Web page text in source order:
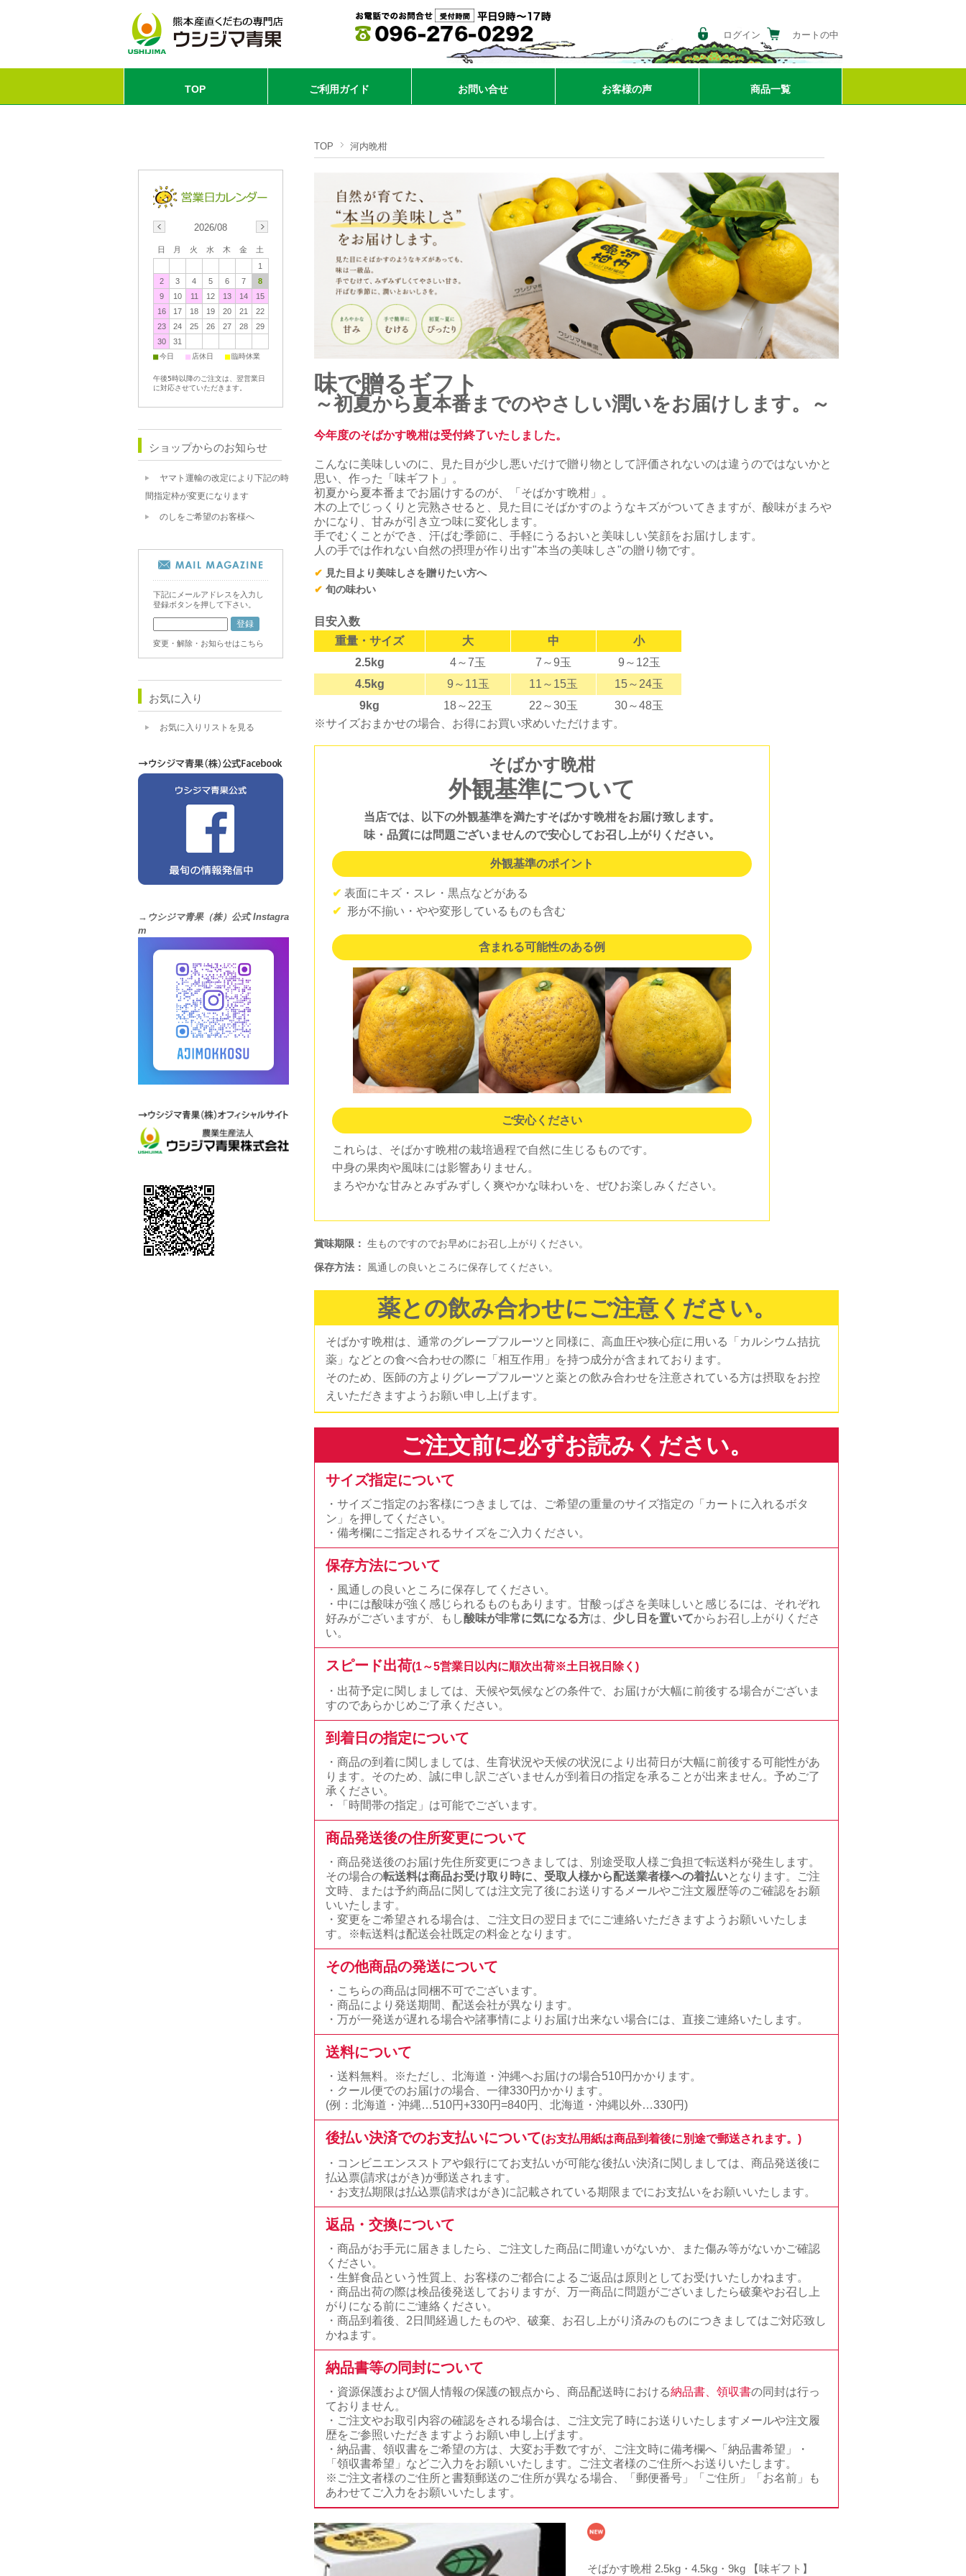
ログイン カートの中
TOP ご利用ガイド お問い合せ お客様の声 商品一覧
TOP 河内晩柑
味で贈るギフト
～初夏から夏本番までのやさしい潤いをお届けします。～
今年度のそばかす晩柑は受付終了いたしました。
こんなに美味しいのに、見た目が少し悪いだけで贈り物として評価されないのは違うのではないかと
思い、作った「味ギフト」。
初夏から夏本番までお届けするのが、「そばかす晩柑」。
木の上でじっくりと完熟させると、見た目にそばかすのようなキズがついてきますが、酸味がまろや
かになり、甘みが引き立つ味に変化します。
手でむくことができ、汗ばむ季節に、手軽にうるおいと美味しい笑顔をお届けします。
人の手では作れない自然の摂理が作り出す"本当の美味しさ"の贈り物です。
✔ 見た目より美味しさを贈りたい方へ
✔ 旬の味わい
目安入数
重量・サイズ
大 中
小
2.5kg
4～7玉 7～9玉
9～12玉
4.5kg
9～11玉 11～15玉
15～24玉
9kg
18～22玉 22～30玉
30～48玉
※サイズおまかせの場合、お得にお買い求めいただけます。
そばかす晩柑
外観基準について
当店では、以下の外観基準を満たすそばかす晩柑をお届け致します。
味・品質には問題ございませんので安心してお召し上がりください。
外観基準のポイント
✔ 表面にキズ・スレ・黒点などがある
✔ 形が不揃い・やや変形しているものも含む
含まれる可能性のある例
ご安心ください
これらは、そばかす晩柑の栽培過程で自然に生じるものです。
中身の果肉や風味には影響ありません。
まろやかな甘みとみずみずしく爽やかな味わいを、ぜひお楽しみください。
賞味期限： 生ものですのでお早めにお召し上がりください。
保存方法： 風通しの良いところに保存してください。
薬との飲み合わせにご注意ください。
そばかす晩柑は、通常のグレープフルーツと同様に、高血圧や狭心症に用いる「カルシウム拮抗
薬」などとの食べ合わせの際に「相互作用」を持つ成分が含まれております。
そのため、医師の方よりグレープフルーツと薬との飲み合わせを注意されている方は摂取をお控
えいただきますようお願い申し上げます。
ご注文前に必ずお読みください。
サイズ指定について
・サイズご指定のお客様につきましては、ご希望の重量のサイズ指定の「カートに入れるボタ
ン」を押してください。
・備考欄にご指定されるサイズをご入力ください。
保存方法について
・風通しの良いところに保存してください。
・中には酸味が強く感じられるものもあります。甘酸っぱさを美味しいと感じるには、それぞれ
好みがございますが、もし酸味が非常に気になる方は、 少し日を置いてからお召し上がりくださ
い。
スピード出荷(1～5営業日以内に順次出荷※土日祝日除く)
・出荷予定に関しましては、天候や気候などの条件で、お届けが大幅に前後する場合がございま
すのであらかじめご了承ください。
到着日の指定について
・商品の到着に関しましては、生育状況や天候の状況により出荷日が大幅に前後する可能性があ
ります。そのため、誠に申し訳ございませんが到着日の指定を承ることが出来ません。予めご了
承ください。
・「時間帯の指定」は可能でございます。
商品発送後の住所変更について
・商品発送後のお届け先住所変更につきましては、別途受取人様ご負担で転送料が発生します。
その場合の転送料は商品お受け取り時に、受取人様から配送業者様への着払いとなります。ご注
文時、または予約商品に関しては注文完了後にお送りするメールやご注文履歴等のご確認をお願
いいたします。
・変更をご希望される場合は、ご注文日の翌日までにご連絡いただきますようお願いいたしま
す。※転送料は配送会社既定の料金となります。
その他商品の発送について
・こちらの商品は同梱不可でございます。
・商品により発送期間、配送会社が異なります。
・万が一発送が遅れる場合や諸事情によりお届け出来ない場合には、直接ご連絡いたします。
送料について
・送料無料。※ただし、北海道・沖縄へお届けの場合510円かかります。
・クール便でのお届けの場合、一律330円かかります。
(例：北海道・沖縄…510円+330円=840円、北海道・沖縄以外…330円)
後払い決済でのお支払いについて(お支払用紙は商品到着後に別途で郵送されます。)
・コンビニエンスストアや銀行にてお支払いが可能な後払い決済に関しましては、商品発送後に
払込票(請求はがき)が郵送されます。
・お支払期限は払込票(請求はがき)に記載されている期限までにお支払いをお願いいたします。
返品・交換について
・商品がお手元に届きましたら、ご注文した商品に間違いがないか、また傷み等がないかご確認
ください。
・生鮮食品という性質上、お客様のご都合によるご返品は原則としてお受けいたしかねます。
・商品出荷の際は検品後発送しておりますが、万一商品に問題がございましたら破棄やお召し上
がりになる前にご連絡ください。
・商品到着後、2日間経過したものや、破棄、お召し上がり済みのものにつきましてはご対応致し
かねます。
納品書等の同封について
・資源保護および個人情報の保護の観点から、商品配送時における納品書、領収書の同封は行っ
ておりません。
・ご注文やお取引内容の確認をされる場合は、ご注文完了時にお送りいたしますメールや注文履
歴をご参照いただきますようお願い申し上げます。
・納品書、領収書をご希望の方は、大変お手数ですが、ご注文時に備考欄へ「納品書希望」・
「領収書希望」などご入力をお願いいたします。ご注文者様のご住所へお送りいたします。
※ご注文者様のご住所と書類郵送のご住所が異なる場合、「郵便番号」「ご住所」「お名前」も
あわせてご入力をお願いいたします。
そばかす晩柑 2.5kg・4.5kg・9kg 【味ギフト】
2026/08
日 月 火 水 木 金
土
1
2
3 4 5 6 7
8
9
10 11 12 13 14
15
16
17 18 19 20 21
22
23
24 25 26 27 28
29
30
31
■今日 ■ 店休日 ■臨時休業
午後5時以降のご注文は、翌営業日
に対応させていただきます。
ショップからのお知らせ
ヤマト運輸の改定により下記の時
間指定枠が変更になります
のしをご希望のお客様へ
下記にメールアドレスを入力し
登録ボタンを押して下さい。
変更・解除・お知らせはこちら
お気に入り
お気に入りリストを見る
→ウシジマ青果（株）公式 Instagra
m